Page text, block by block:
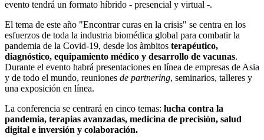
evento tendrá un formato híbrido - presencial y virtual -.
El tema de este año "Encontrar curas en la crisis" se centra en los
esfuerzos de toda la industria biomédica global para combatir la
pandemia de la Covid-19, desde los àmbitos terapéutico,
diagnóstico, equipamiento médico y desarrollo de vacunas.
Durante el evento habrá presentaciones en línea de empresas de Asia
y de todo el mundo, reuniones de partnering, seminarios, talleres y
una exposición en línea.
La conferencia se centrará en cinco temas: lucha contra la
pandemia, terapias avanzadas, medicina de precisión, salud
digital e inversión y colaboración.